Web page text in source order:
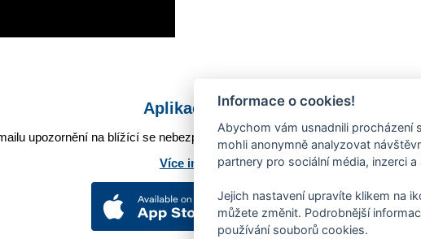
Aplikace Mobilní rozhlas
upozornění na blížící se nebezpečí, odstávky, poruchy a výpadky
Více informací o aplikaci
Informace o cookies!
Abychom vám usnadnili procházení
mohli anonymně analyzovat
partnery pro sociální média, inzerci a
Jejich nastavení upravíte klikem na
můžete změnit. Podrobnější
používání souborů cookies.